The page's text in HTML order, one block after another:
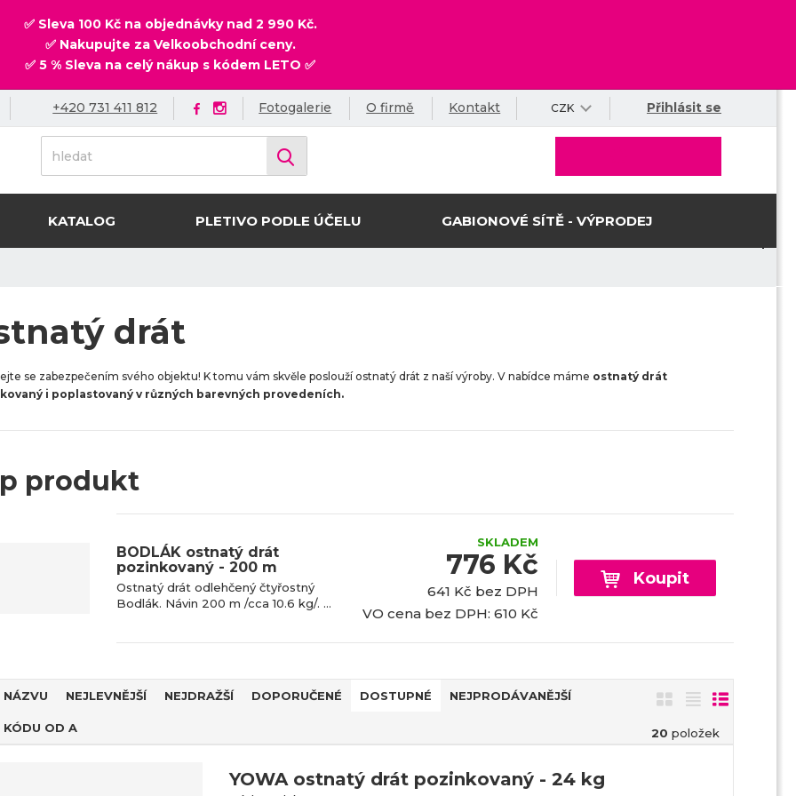
✅ Sleva 100 Kč na objednávky nad 2 990 Kč.
✅ Nakupujte za Velkoobchodní ceny.
✅ 5 % Sleva na celý nákup s kódem LETO ✅
+420 731 411 812 Fotogalerie O firmě Kontakt CZK Přihlásit se
KATALOG PLETIVO PODLE ÚČELU GABIONOVÉ SÍTĚ - VÝPRODEJ
drát
se zabezpečením svého objektu! K tomu vám skvěle poslouží ostnatý drát z naší výroby. V nabídce máme ostnatý drát
i poplastovaný v různých barevných provedeních.
produkt
BODLÁK ostnatý drát
pozinkovaný - 200 m
Ostnatý drát odlehčený čtyřostný
Bodlák. Návin 200 m /cca 10.6 kg/. ...
SKLADEM
776 Kč
641 Kč bez DPH
VO cena bez DPH: 610 Kč
Koupit
NÁZVU NEJLEVNĚJŠÍ NEJDRAŽŠÍ DOPORUČENÉ DOSTUPNÉ NEJPRODÁVANĚJŠÍ
KÓDU OD A
r
b
d
20 položek
YOWA ostnatý drát pozinkovaný - 24 kg